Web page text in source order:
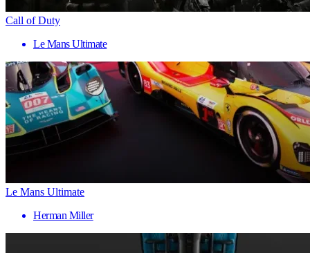
Call of Duty
Le Mans Ultimate
Le Mans Ultimate
Herman Miller